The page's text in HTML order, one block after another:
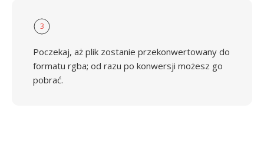
3
Poczekaj, aż plik zostanie przekonwertowany do
formatu rgba; od razu po konwersji możesz go
pobrać.